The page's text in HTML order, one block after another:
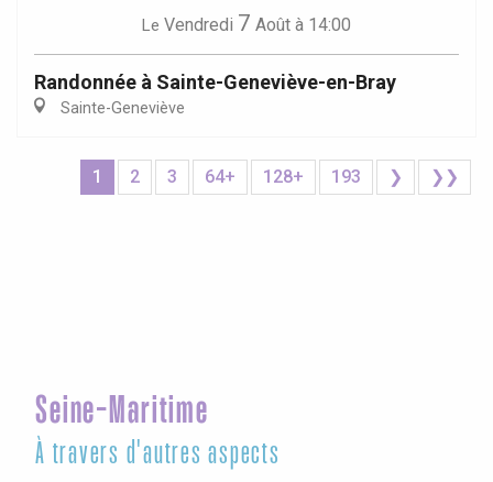
Le Vendredi 7 Août à 14:00
Randonnée à Sainte-Geneviève-en-Bray
Sainte-Geneviève
1 2 3 64+ 128+ 193 ❯ ❯❯
Seine-Maritime
À travers d'autres aspects